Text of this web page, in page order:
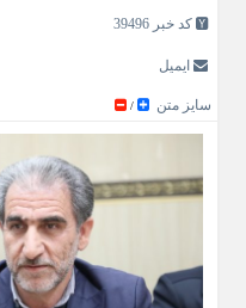
کد خبر 39496
ایمیل
سایز متن /